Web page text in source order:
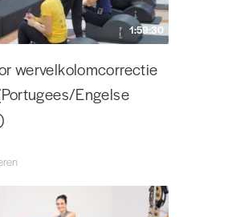
1:59:30
wervelkolomcorrectie
Engelse